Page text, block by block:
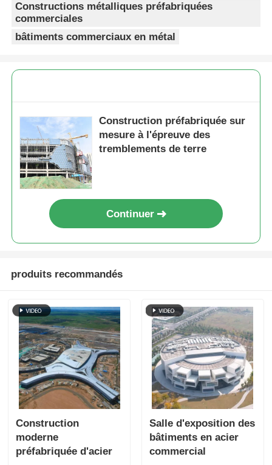
Bâtiment public en acier
Constructions métalliques préfabriquées
commerciales
bâtiments commerciaux en métal
Construction préfabriquée sur
mesure à l'épreuve des
tremblements de terre
Continuer
produits recommandés
Construction
moderne
préfabriquée d'acier
Salle d'exposition des
bâtiments en acier
commercial